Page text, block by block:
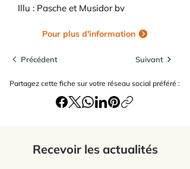
Illu : Pasche et Musidor bv
Pour plus d'information
Précédent Suivant
Partagez cette fiche sur votre réseau social préféré :
Recevoir les actualités